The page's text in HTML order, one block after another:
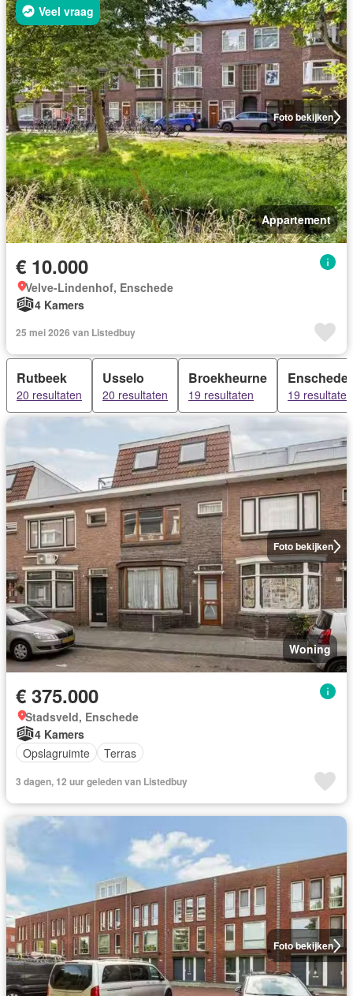
Foto bekijken
Veel vraag
Appartement
€ 10.000
Velve-Lindenhof, Enschede
4 Kamers
25 mei 2026 van Listedbuy
Rutbeek
20 resultaten
Usselo
20 resultaten
Broekheurne
19 resultaten
Enschede
19 resultaten
Foto bekijken
Woning
€ 375.000
Stadsveld, Enschede
4 Kamers
Opslagruimte
Terras
3 dagen, 12 uur geleden van Listedbuy
Foto bekijken